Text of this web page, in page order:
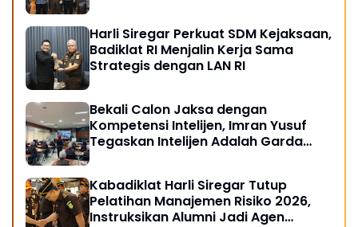
Harli Siregar Perkuat SDM Kejaksaan,
Badiklat RI Menjalin Kerja Sama
Strategis dengan LAN RI
Bekali Calon Jaksa dengan
Kompetensi Intelijen, Imran Yusuf
Tegaskan Intelijen Adalah Garda
Kabadiklat Harli Siregar Tutup
Pelatihan Manajemen Risiko 2026,
Instruksikan Alumni Jadi Agen